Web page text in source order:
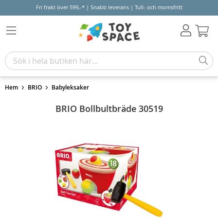
Fri frakt över 599,-* | Snabb leverans | Tull- och momsfritt
Hem BRIO Babyleksaker
BRIO Bollbultbräde 30519